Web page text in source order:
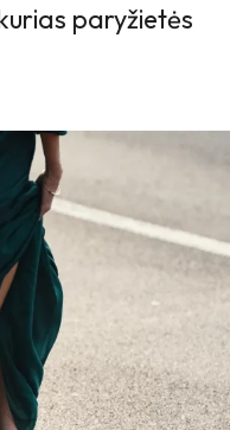
paryžietės